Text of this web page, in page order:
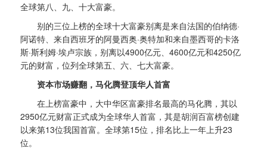
全球第八、九、十大富豪。
别的三位上榜的全球十大富豪别离是来自法国的伯纳德·
阿诺特、来自西班牙的阿曼西奥·奥特加和来自墨西哥的卡洛
斯·斯利姆·埃卢宗族，别离以4900亿元、4600亿元和4250亿
元的财富，位列全球第五、六、七大富豪。
资本市场赚翻，马化腾登顶华人首富
在上榜富豪中，大中华区富豪排名最高的马化腾，其以
2950亿元财富正式成为全球华人首富，其是胡润百富榜创建
以来第13位我国首富。全球第15位，排名比上一年上升23
位。